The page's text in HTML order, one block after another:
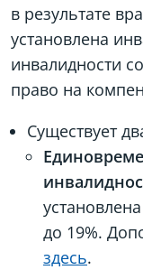
в результате
установлена
инвалидности
право на
Существует
до 19%.
здесь.